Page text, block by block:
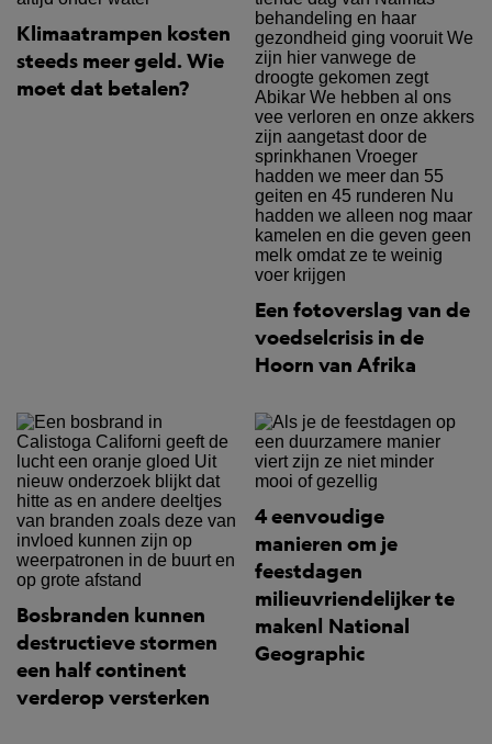
Klimaatrampen kosten
steeds meer geld. Wie
moet dat betalen?
Een fotoverslag van de
voedselcrisis in de
Hoorn van Afrika
Bosbranden kunnen
destructieve stormen
een half continent
verderop versterken
4 eenvoudige
manieren om je
feestdagen
milieuvriendelijker te
maken| National
Geographic